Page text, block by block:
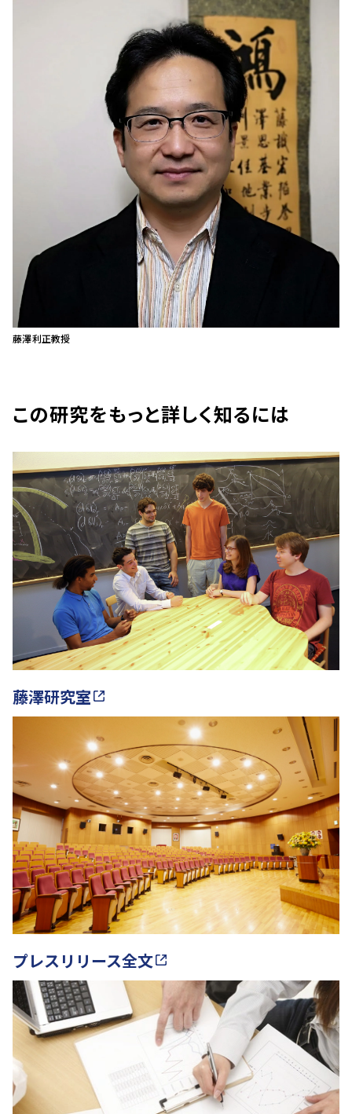
藤澤利正教授
この研究をもっと詳しく知るには
藤澤研究室
プレスリリース全文